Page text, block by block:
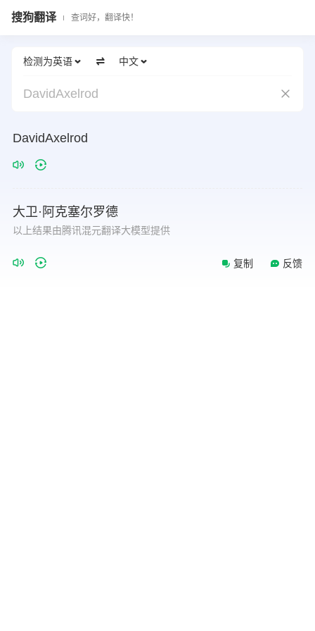
搜狗翻译 查词好，翻译快！
检测为英语 中文
DavidAxelrod
DavidAxelrod
大卫·阿克塞尔罗德
以上结果由腾讯混元翻译大模型提供
复制 反馈